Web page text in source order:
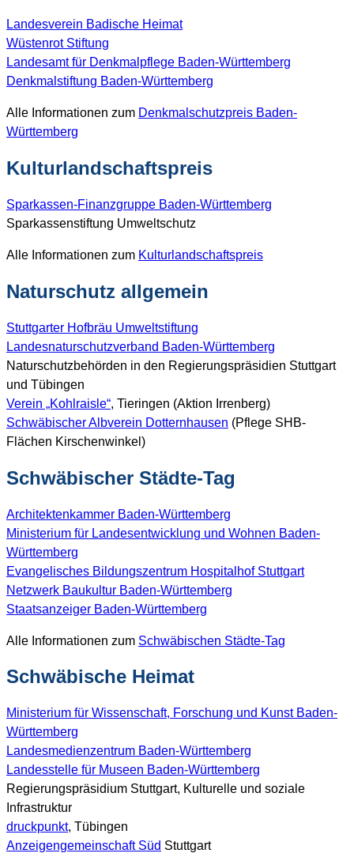
Landesverein Badische Heimat
Wüstenrot Stiftung
Landesamt für Denkmalpflege Baden-Württemberg
Denkmalstiftung Baden-Württemberg
Alle Informationen zum Denkmalschutzpreis Baden-
Württemberg
Kulturlandschaftspreis
Sparkassen-Finanzgruppe Baden-Württemberg
Sparkassenstiftung Umweltschutz
Alle Informationen zum Kulturlandschaftspreis
Naturschutz allgemein
Stuttgarter Hofbräu Umweltstiftung
Landesnaturschutzverband Baden-Württemberg
Naturschutzbehörden in den Regierungspräsidien Stuttgart
und Tübingen
Verein „Kohlraisle“, Tieringen (Aktion Irrenberg)
Schwäbischer Albverein Dotternhausen (Pflege SHB-
Flächen Kirschenwinkel)
Schwäbischer Städte-Tag
Architektenkammer Baden-Württemberg
Ministerium für Landesentwicklung und Wohnen Baden-
Württemberg
Evangelisches Bildungszentrum Hospitalhof Stuttgart
Netzwerk Baukultur Baden-Württemberg
Staatsanzeiger Baden-Württemberg
Alle Informationen zum Schwäbischen Städte-Tag
Schwäbische Heimat
Ministerium für Wissenschaft, Forschung und Kunst Baden-
Württemberg
Landesmedienzentrum Baden-Württemberg
Landesstelle für Museen Baden-Württemberg
Regierungspräsidium Stuttgart, Kulturelle und soziale
Infrastruktur
druckpunkt, Tübingen
Anzeigengemeinschaft Süd Stuttgart